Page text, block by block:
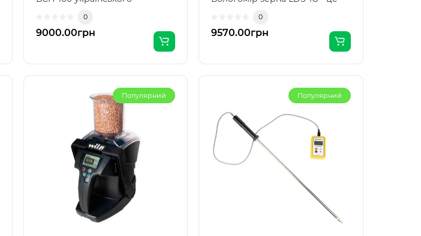
0
9000.00грн
0
9570.00грн
Популярний Популярний